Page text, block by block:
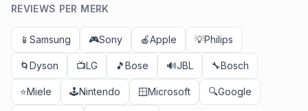
REVIEWS PER MERK
📱 Samsung 🎮Sony 🍎Apple 💡Philips
🌀Dyson 📺LG 🎵Bose 🔊JBL 🔧Bosch
⭐Miele 🕹️Nintendo 🪟Microsoft 🔍Google